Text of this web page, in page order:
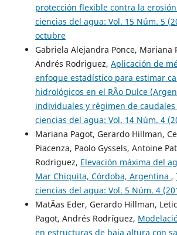
protección flexible contra la erosión
ciencias del agua: Vol. 15 Núm. 5
octubre
Gabriela Alejandra Ponce, Mariana
Andrés Rodriguez, Aplicación de
enfoque estadístico para estimar
hidrológicos en el RÃ­o Dulce
individuales y régimen de caudales
ciencias del agua: Vol. 14 Núm. 4
Mariana Pagot, Gerardo Hillman,
Piacenza, Paolo Gyssels, Antoine
Rodriguez, Elevación máxima del
Mar Chiquita, Córdoba, Argentina ,
ciencias del agua: Vol. 5 Núm. 4
MatÃ­as Eder, Gerardo Hillman,
Pagot, Andrés Rodríguez,
en estructuras de baja altura con